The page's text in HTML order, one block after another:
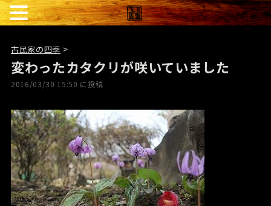
古民家の四季 >
変わったカタクリが咲いていました
2016/03/30 15:50 に投稿